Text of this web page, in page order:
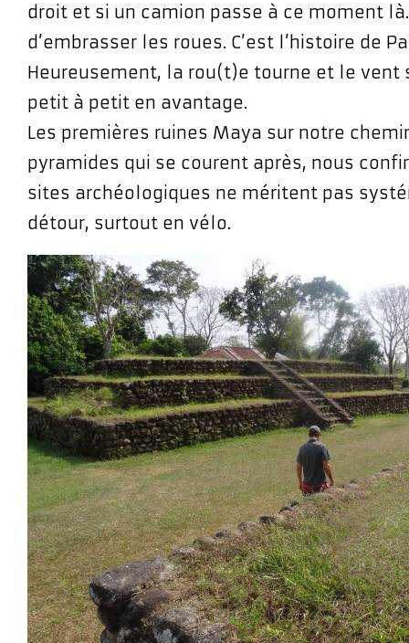
droit et si un camion passe à ce moment
d’embrasser les roues. C’est l’histoire de
Heureusement, la rou(t)e tourne et le vent
petit à petit en avantage.
Les premières ruines Maya sur notre
pyramides qui se courent après, nous
sites archéologiques ne méritent pas
détour, surtout en vélo.